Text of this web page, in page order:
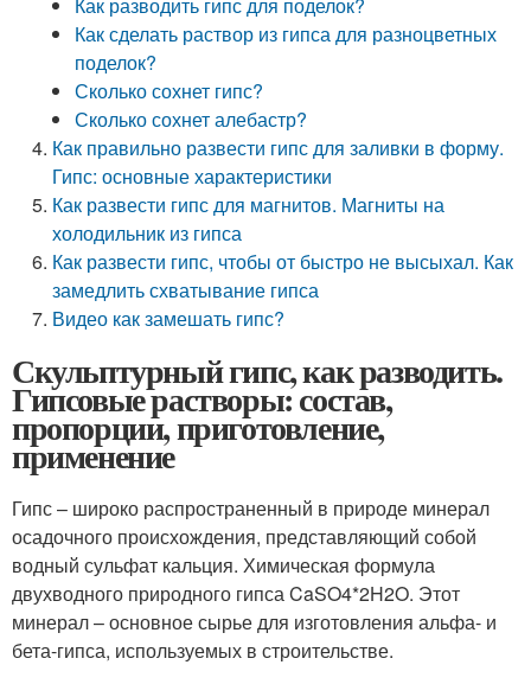
Как сделать раствор из гипса для разноцветных
поделок?
Сколько сохнет гипс?
Сколько сохнет алебастр?
Как правильно развести гипс для заливки в форму.
Гипс: основные характеристики
Как развести гипс для магнитов. Магниты на
холодильник из гипса
Как развести гипс, чтобы от быстро не высыхал. Как
замедлить схватывание гипса
Видео как замешать гипс?
Скульптурный гипс, как разводить.
Гипсовые растворы: состав,
пропорции, приготовление,
применение
Гипс – широко распространенный в природе минерал
осадочного происхождения, представляющий собой
водный сульфат кальция. Химическая формула
двухводного природного гипса CaSO4*2H2O. Этот
минерал – основное сырье для изготовления альфа- и
бета-гипса, используемых в строительстве.